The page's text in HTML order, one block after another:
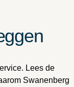
Lees de
Swanenberg